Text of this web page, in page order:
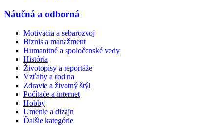
Náučná a odborná
Motivácia a sebarozvoj
Biznis a manažment
Humanitné a spoločenské vedy
História
Životopisy a reportáže
Vzťahy a rodina
Zdravie a životný štýl
Počítače a internet
Hobby
Umenie a dizajn
Ďalšie kategórie